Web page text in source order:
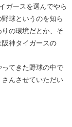
ガースを選んでやら
球というのを知ら
の環境だとか、そ
神タイガースの
てきた野球の中で
んさせていただい